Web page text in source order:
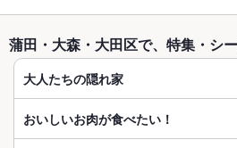
蒲田・大森・大田区で、特集・シ
大人たちの隠れ家
おいしいお肉が食べたい！